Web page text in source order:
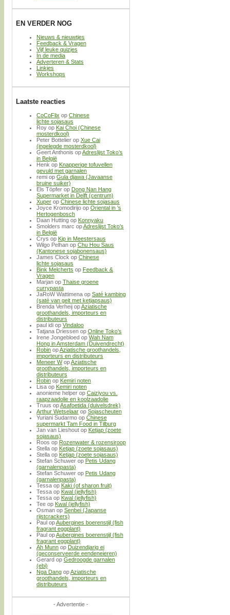
EN VERDER NOG
Nieuws & nieuwtjes
Feedback & Vragen
Vijf leuke quizjes
In de media
Adverteren & Stats
Linkjes
Workshops
Laatste reacties
CoCoFlix op Chinese
lichte sojasaus
Roy op Kai Choi (Chinese
mosterdkool)
Peter Bottelier op Xue Cai
(ingelegde mosterdkool)
Geert Anthonis opAdreslijst Toko’s
in België
Henk op Knapperige tofuvellen
gevuld met garnalen
remi op Gula djawa (Javaanse
bruine suiker)
Els Töpfer op Dong Nan Hang
Supermarket in Delft (centrum)
Xuper op Chinese lichte sojasaus
Joyce Kromodirijo op Oriental in ’s
Hertogenbosch
Daan Hutting op Konnyaku
Smolders marc opAdreslijst Toko’s
in België
Crys op Kip in Meestersaus
Wilgo Pelhan op Chu Hou Saus
(Kantonese sojabonensaus)
James Clock op Chinese
lichte sojasaus
Bink Melcherts op Feedback &
Vragen
Marjan op Thaise groene
currypasta
JaRoW Wattimena op Saté kambing
(saté van geit met ketjapsaus)
Brenda Verheij opAziatische
groothandels, importeurs en
distributeurs
paul idi op Vindaloo
Tatjana Driessen op Online Toko’s
Irene Jongebloed op Wah Nam
Hong in Amsterdam (Duivendrecht)
Robin opAziatische groothandels,
importeurs en distributeurs
Meneer WopAziatische
groothandels, importeurs en
distributeurs
Robin op Kemiri noten
Lisa op Kemiri noten
anonieme helper op Caiziyou vs.
raapzaadolie en koolzaadolie
Truus opAsafoetida (duivelsdrek)
Arthur Wetselaar op Sojascheuten
Yuriani Sudarmo op Chinese
supermarkt Tam Food in Tilburg
Jan van Lieshout op Ketjap (zoete
sojasaus)
Roos op Rozenwater & rozensiroop
Stella op Ketjap (zoete sojasaus)
Stella op Ketjap (zoete sojasaus)
Stefan Schuwer op Petis Udang
(garnalenpasta)
Stefan Schuwer op Petis Udang
(garnalenpasta)
Tessa op Kaki (of sharon fruit)
Tessa op Kwal (jellyfish)
Tessa op Kwal (jellyfish)
Tee op Kwal (jellyfish)
Osman op Senbei (Japanse
rijstcrackers)
Paul opAubergines boerenstijl (fish
fragrant eggplant)
Paul opAubergines boerenstijl (fish
fragrant eggplant)
Ah Munn op Duizendjarig ei
(geconserveerde eendeneieren)
Gerard op Gedroogde garnalen
(ebi)
Nga Dang opAziatische
groothandels, importeurs en
distributeurs
- Advertentie -